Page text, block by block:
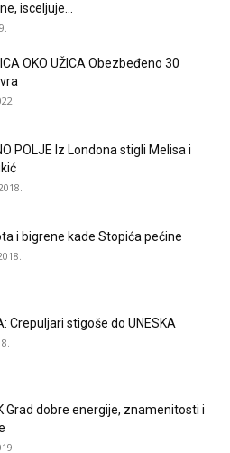
isceljuje...
OKO UŽICA Obezbeđeno 30
POLJE Iz Londona stigli Melisa i
i bigrene kade Stopića pećine
Crepuljari stigoše do UNESKA
Grad dobre energije, znamenitosti i